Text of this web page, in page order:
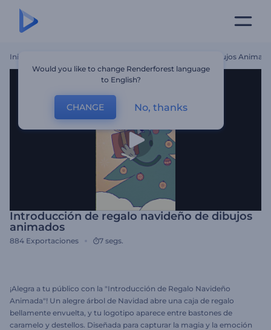
Inicio Introducción De Regalo Navideño De Dibujos
Introducción de regalo navideño de dibujos
animados
884 Exportaciones 7 segs.
¡Alegra a tu público con la "Introducción de Regalo Navideño
Animada"! Un alegre árbol de Navidad abre una caja de regalo
bellamente envuelta, y tu logotipo aparece entre bastones de
caramelo y destellos. Diseñada para capturar la magia y la emoción
Would you like to change Renderforest language
to English?
CHANGE No, thanks